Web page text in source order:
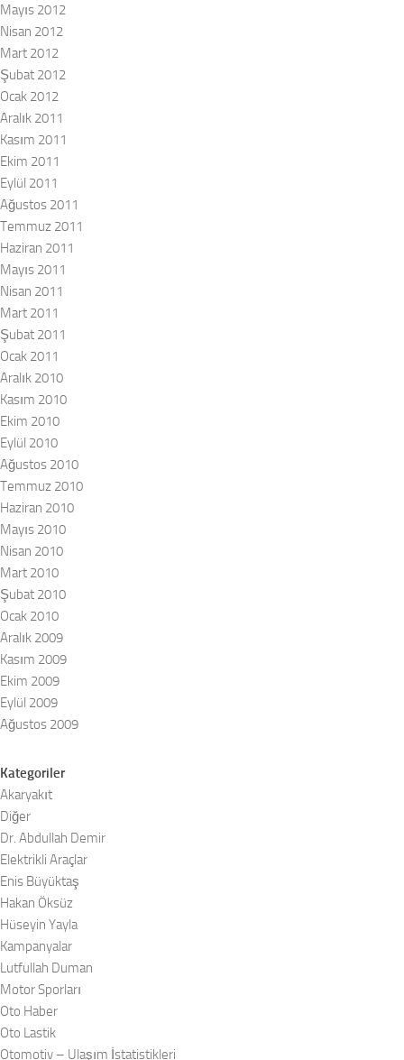
Mayıs 2012
Nisan 2012
Mart 2012
Şubat 2012
Ocak 2012
Aralık 2011
Kasım 2011
Ekim 2011
Eylül 2011
Ağustos 2011
Temmuz 2011
Haziran 2011
Mayıs 2011
Nisan 2011
Mart 2011
Şubat 2011
Ocak 2011
Aralık 2010
Kasım 2010
Ekim 2010
Eylül 2010
Ağustos 2010
Temmuz 2010
Haziran 2010
Mayıs 2010
Nisan 2010
Mart 2010
Şubat 2010
Ocak 2010
Aralık 2009
Kasım 2009
Ekim 2009
Eylül 2009
Ağustos 2009
Kategoriler
Akaryakıt
Diğer
Dr. Abdullah Demir
Elektrikli Araçlar
Enis Büyüktaş
Hakan Öksüz
Hüseyin Yayla
Kampanyalar
Lutfullah Duman
Motor Sporları
Oto Haber
Oto Lastik
Otomotiv – Ulaşım İstatistikleri